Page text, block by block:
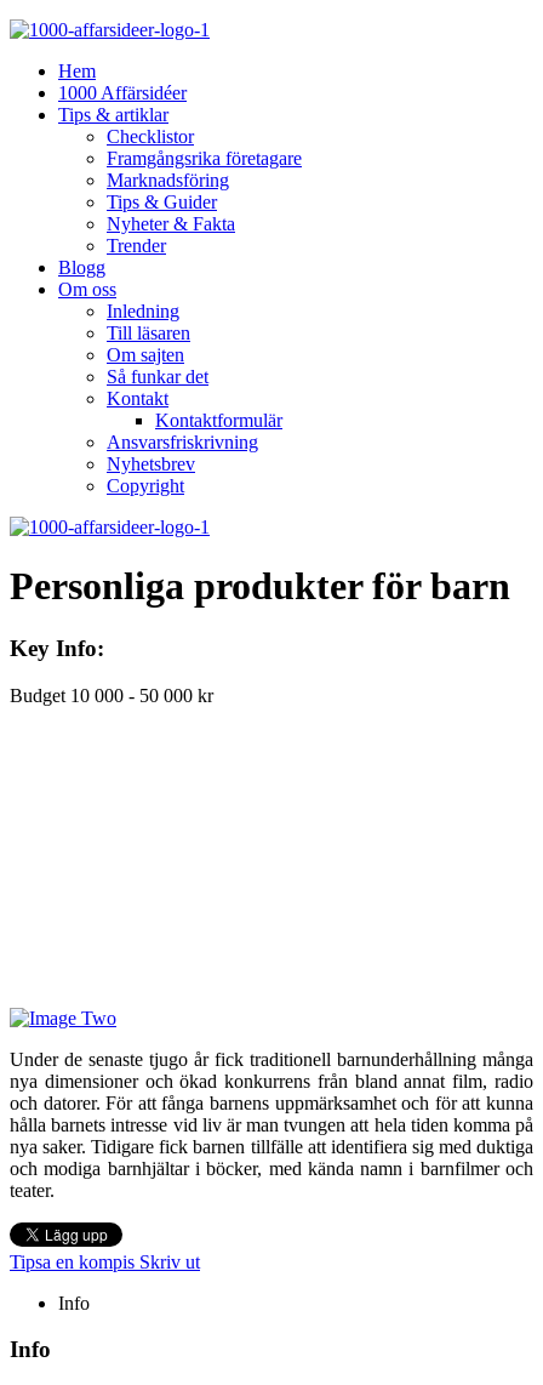
Hem
1000 Affärsidéer
Tips & artiklar
Checklistor
Framgångsrika företagare
Marknadsföring
Tips & Guider
Nyheter & Fakta
Trender
Blogg
Om oss
Inledning
Till läsaren
Om sajten
Så funkar det
Kontakt
Kontaktformulär
Ansvarsfriskrivning
Nyhetsbrev
Copyright
Personliga produkter för barn
Key Info:
Budget 10 000 - 50 000 kr
Under de senaste tjugo år fick traditionell barnunderhållning många
nya dimensioner och ökad konkurrens från bland annat film, radio
och datorer. För att fånga barnens uppmärksamhet och för att kunna
hålla barnets intresse vid liv är man tvungen att hela tiden komma på
nya saker. Tidigare fick barnen tillfälle att identifiera sig med duktiga
och modiga barnhjältar i böcker, med kända namn i barnfilmer och
teater.
Tipsa en kompis Skriv ut
Info
Info